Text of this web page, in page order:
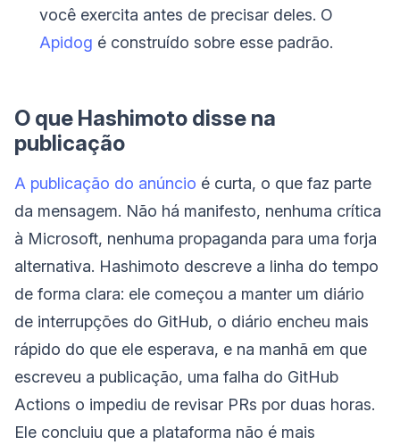
você exercita antes de precisar deles. O
Apidog é construído sobre esse padrão.
O que Hashimoto disse na
publicação
A publicação do anúncio é curta, o que faz parte
da mensagem. Não há manifesto, nenhuma crítica
à Microsoft, nenhuma propaganda para uma forja
alternativa. Hashimoto descreve a linha do tempo
de forma clara: ele começou a manter um diário
de interrupções do GitHub, o diário encheu mais
rápido do que ele esperava, e na manhã em que
escreveu a publicação, uma falha do GitHub
Actions o impediu de revisar PRs por duas horas.
Ele concluiu que a plataforma não é mais